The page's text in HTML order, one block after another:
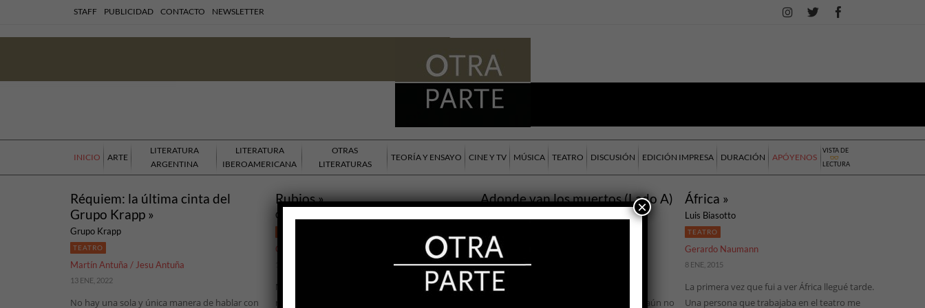
STAFF PUBLICIDAD CONTACTO NEWSLETTER
INICIO ARTE
LITERATURA
ARGENTINA
LITERATURA
IBEROAMERICANA
OTRAS
LITERATURAS
TEORÍA Y ENSAYO CINE Y TV MÚSICA TEATRO DISCUSIÓN EDICIÓN IMPRESA DURACIÓN APÓYENOS
VISTA DE
LECTURA
Réquiem: la última cinta del
Grupo Krapp »
Grupo Krapp
TEATRO
Martín Antuña / Jesu Antuña
13 ENE, 2022
No hay una sola y única manera de hablar con
Rubios »
Grupo Krapp
Gerardo Naumann
Mi mamá me contó que en el pueblo en el que
nacimos éramos los únicos rubios. Cuando
Adonde van los muertos (Lado A)
TEATRO
Román Setton
12 MAY, 2016
En 1906, un libro húngaro de un filósofo aún no
África »
Luis Biasotto
TEATRO
Gerardo Naumann
8 ENE, 2015
La primera vez que fui a ver África llegué tarde.
Una persona que trabajaba en el teatro me
×